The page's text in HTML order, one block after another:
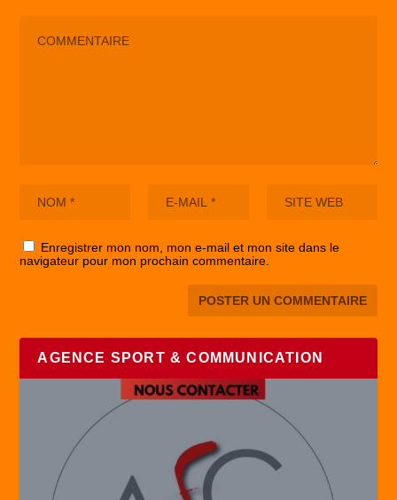
Enregistrer mon nom, mon e-mail et mon site dans le
navigateur pour mon prochain commentaire.
AGENCE SPORT & COMMUNICATION